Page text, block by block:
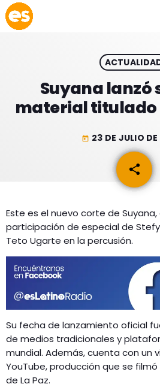
EMISIÓN LA PAZ
play_arrow EMISIÓN COCHABAMBA
ACTUALIDAD
ESPECTÁCULOS
GEEKERS
MÚSICA
ENTRETENIMIENTO
LOS + TOP
PROGRAMACIÓN
INICIO
RADIO SPLENDID
CONTACTO
Suyana lanzó
material titulado
today 23 DE JULIO
share
email
Este es el nuevo corte de
participación de especial de Stefy
Teto Ugarte en la percusión.
Su fecha de lanzamiento oficial
de medios tradicionales y
mundial. Además, cuenta con un
YouTube, producción que se
de La Paz.